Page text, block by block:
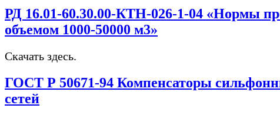
РД 16.01-60.30.00-КТН-026-1-04 «Нормы
объемом 1000-50000 м3»
Скачать здесь.
ГОСТ Р 50671-94 Компенсаторы
сетей